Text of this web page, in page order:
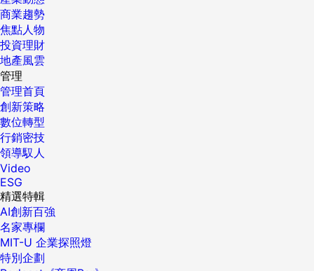
商業趨勢
焦點人物
投資理財
地產風雲
管理
管理首頁
創新策略
數位轉型
行銷密技
領導馭人
Video
ESG
精選特輯
AI創新百強
名家專欄
MIT-U 企業探照燈
特別企劃